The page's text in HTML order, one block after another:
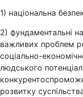
1) національна
2) фундаментальні
важливих проблем
соціально-
людського
розвитку